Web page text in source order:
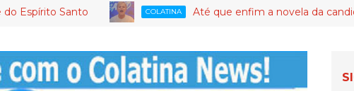
Santo COLATINA Até que enfim a novela da candidatura de